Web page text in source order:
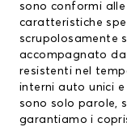
sono conformi
caratteristiche
scrupolosamente
accompagnato
resistenti nel
interni auto unici
sono solo parole,
garantiamo i